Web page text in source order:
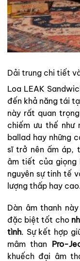
Dải trung chi tiết
Loa LEAK
đến khả năng tái
này rất quan
chiếm ưu thế như
ballad hay những
sĩ trở nên ấm áp,
âm tiết của giọng
nguyên sự tinh tế
lượng thấp hay
Dàn âm thanh
đặc biệt tốt cho
tình. Sự kết hợp
mâm than Pro-
khuếch đại âm